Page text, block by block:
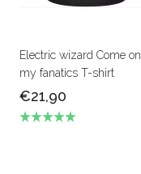
Electric wizard Come on
my fanatics T-shirt
€21,90